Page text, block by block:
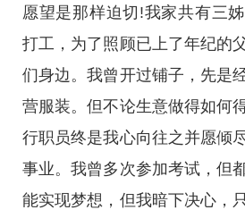
愿望是那样迫切!我家共有三
打工，为了照顾已上了年纪的
们身边。我曾开过铺子，先是
营服装。但不论生意做得如何
行职员终是我心向往之并愿倾
事业。我曾多次参加考试，但
能实现梦想，但我暗下决心，